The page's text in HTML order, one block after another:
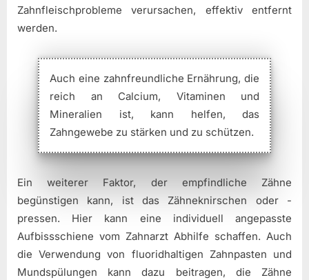
Zahnfleischprobleme verursachen, effektiv entfernt
werden.
Auch eine zahnfreundliche Ernährung, die
reich an Calcium, Vitaminen und
Mineralien ist, kann helfen, das
Zahngewebe zu stärken und zu schützen.
Ein weiterer Faktor, der empfindliche Zähne
begünstigen kann, ist das Zähneknirschen oder -
pressen. Hier kann eine individuell angepasste
Aufbissschiene vom Zahnarzt Abhilfe schaffen. Auch
die Verwendung von fluoridhaltigen Zahnpasten und
Mundspülungen kann dazu beitragen, die Zähne